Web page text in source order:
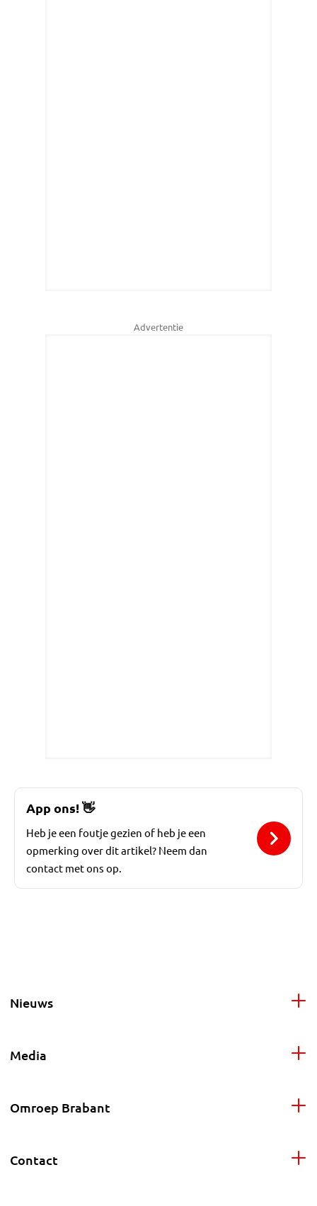
Advertentie
App ons!👋
Heb je een foutje gezien of heb je een
opmerking over dit artikel? Neem dan
contact met ons op.
Nieuws
Media
Omroep Brabant
Contact